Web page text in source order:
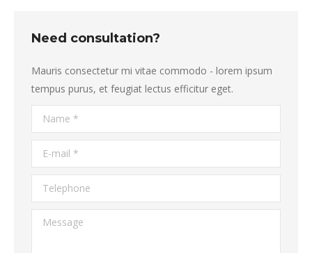
Need consultation?
Mauris consectetur mi vitae commodo - lorem ipsum
tempus purus, et feugiat lectus efficitur eget.
Name *
E-mail *
Telephone
Message